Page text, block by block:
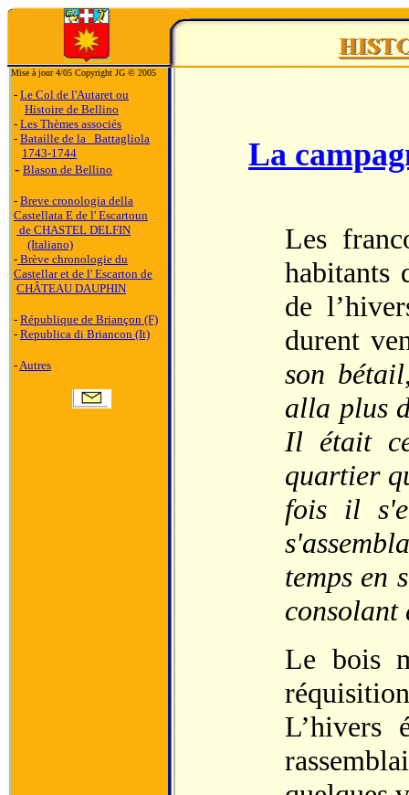
Mise à jour 4/05 Copyright JG © 2005
- Le Col de l'Autaret ou
Histoire de Bellino
- Les Thèmes associés
- Bataille de la Battagliola
1743-1744
- Blason de Bellino
- Breve cronologia della
Castellata E de l' Escartoun
de CHASTEL DELFIN
(Italiano)
- Brève chronologie du
Castellar et de l' Escarton de
CHÂTEAU DAUPHIN
- République de Briançon (F)
- Republica di Briancon (It)
-Autres
La
Les
habitants
de
durent
son
alla plus
Il était
quartier
fois il
temps en
consolant
Le bois
L’hivers